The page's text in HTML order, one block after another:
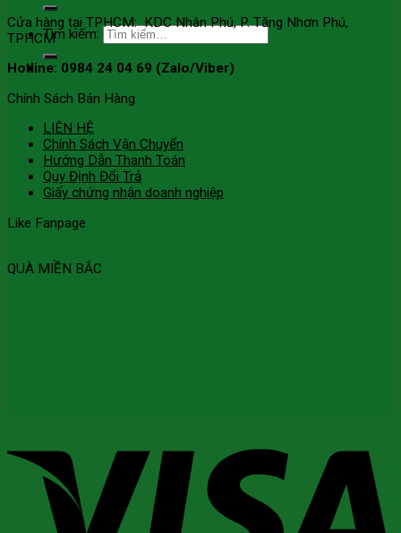
Tìm kiếm:
Cửa hàng tại TPHCM: KDC Nhân Phú, P. Tăng Nhơn Phú,
TPHCM
Hotline: 0984 24 04 69 (Zalo/Viber)
Chính Sách Bán Hàng
LIÊN HỆ
Chính Sách Vận Chuyển
Hướng Dẫn Thanh Toán
Quy Định Đổi Trả
Giấy chứng nhận doanh nghiệp
Like Fanpage
QUÀ MIỀN BẮC